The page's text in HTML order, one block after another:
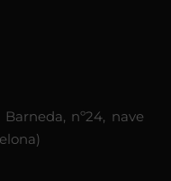
nº24, nave